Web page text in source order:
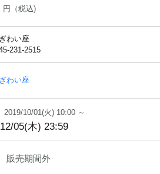
円（税込)
わい座
231-2515
わい座
2019/10/01(火) 10:00 ～
05(木) 23:59
販売期間外